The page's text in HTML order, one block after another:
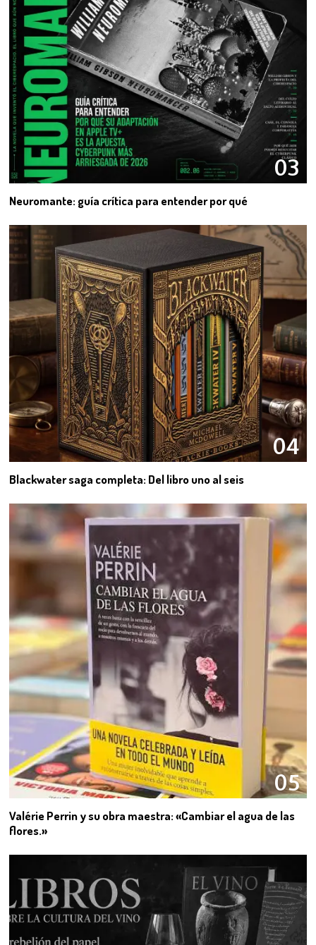
03
Neuromante: guía crítica para entender por qué
04
Blackwater saga completa: Del libro uno al seis
05
Valérie Perrin y su obra maestra: «Cambiar el agua de las
flores.»